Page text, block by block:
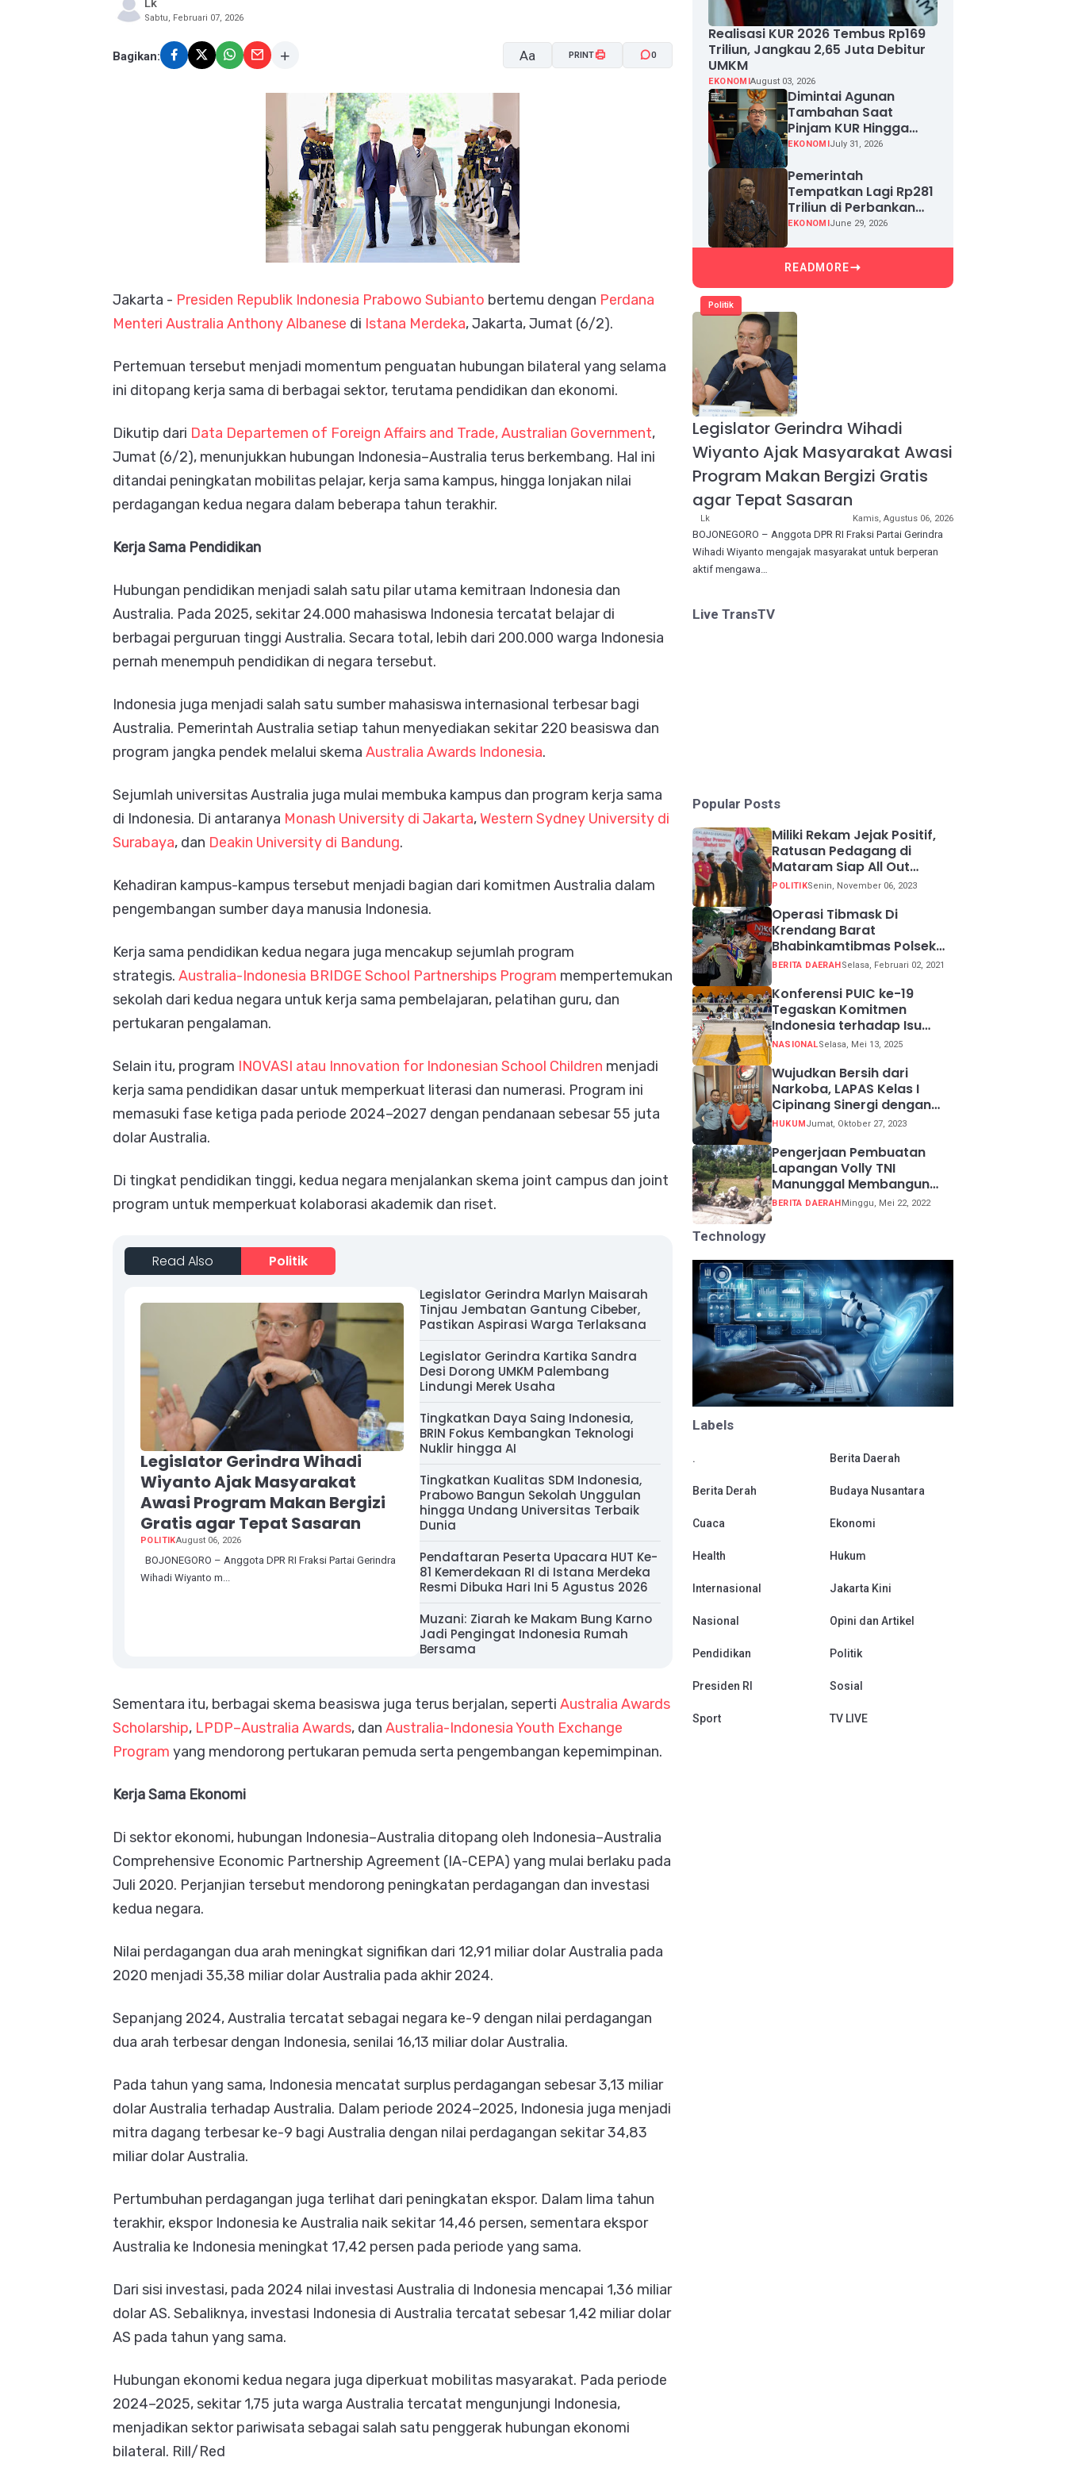
Lk
Sabtu, Februari 07, 2026
Bagikan: Aa PRINT 0
Jakarta - Presiden Republik Indonesia Prabowo Subianto bertemu dengan Perdana
Menteri Australia Anthony Albanese di Istana Merdeka, Jakarta, Jumat (6/2).
Pertemuan tersebut menjadi momentum penguatan hubungan bilateral yang selama
ini ditopang kerja sama di berbagai sektor, terutama pendidikan dan ekonomi.
Dikutip dari Data Departemen of Foreign Affairs and Trade, Australian Government,
Jumat (6/2), menunjukkan hubungan Indonesia–Australia terus berkembang. Hal ini
ditandai peningkatan mobilitas pelajar, kerja sama kampus, hingga lonjakan nilai
perdagangan kedua negara dalam beberapa tahun terakhir.
Kerja Sama Pendidikan
Hubungan pendidikan menjadi salah satu pilar utama kemitraan Indonesia dan
Australia. Pada 2025, sekitar 24.000 mahasiswa Indonesia tercatat belajar di
berbagai perguruan tinggi Australia. Secara total, lebih dari 200.000 warga Indonesia
pernah menempuh pendidikan di negara tersebut.
Indonesia juga menjadi salah satu sumber mahasiswa internasional terbesar bagi
Australia. Pemerintah Australia setiap tahun menyediakan sekitar 220 beasiswa dan
program jangka pendek melalui skema Australia Awards Indonesia.
Sejumlah universitas Australia juga mulai membuka kampus dan program kerja sama
di Indonesia. Di antaranya Monash University di Jakarta,Western Sydney University di
Surabaya, dan Deakin University di Bandung.
Kehadiran kampus-kampus tersebut menjadi bagian dari komitmen Australia dalam
pengembangan sumber daya manusia Indonesia.
Kerja sama pendidikan kedua negara juga mencakup sejumlah program
strategis. Australia-Indonesia BRIDGE School Partnerships Program mempertemukan
sekolah dari kedua negara untuk kerja sama pembelajaran, pelatihan guru, dan
pertukaran pengalaman.
Selain itu, program INOVASI atau Innovation for Indonesian School Children menjadi
kerja sama pendidikan dasar untuk memperkuat literasi dan numerasi. Program ini
memasuki fase ketiga pada periode 2024–2027 dengan pendanaan sebesar 55 juta
dolar Australia.
Di tingkat pendidikan tinggi, kedua negara menjalankan skema joint campus dan joint
program untuk memperkuat kolaborasi akademik dan riset.
Read Also Politik
Legislator Gerindra Wihadi
Wiyanto Ajak Masyarakat
Awasi Program Makan Bergizi
Gratis agar Tepat Sasaran
POLITIKAugust 06, 2026
BOJONEGORO – Anggota DPR RI Fraksi Partai Gerindra
Wihadi Wiyanto m...
Legislator Gerindra Marlyn Maisarah
Tinjau Jembatan Gantung Cibeber,
Pastikan Aspirasi Warga Terlaksana
Legislator Gerindra Kartika Sandra
Desi Dorong UMKM Palembang
Lindungi Merek Usaha
Tingkatkan Daya Saing Indonesia,
BRIN Fokus Kembangkan Teknologi
Nuklir hingga AI
Tingkatkan Kualitas SDM Indonesia,
Prabowo Bangun Sekolah Unggulan
hingga Undang Universitas Terbaik
Dunia
Pendaftaran Peserta Upacara HUT Ke-
81 Kemerdekaan RI di Istana Merdeka
Resmi Dibuka Hari Ini 5 Agustus 2026
Muzani: Ziarah ke Makam Bung Karno
Jadi Pengingat Indonesia Rumah
Bersama
Sementara itu, berbagai skema beasiswa juga terus berjalan, seperti Australia Awards
Scholarship, LPDP–Australia Awards, dan Australia-Indonesia Youth Exchange
Program yang mendorong pertukaran pemuda serta pengembangan kepemimpinan.
Kerja Sama Ekonomi
Di sektor ekonomi, hubungan Indonesia–Australia ditopang oleh Indonesia–Australia
Comprehensive Economic Partnership Agreement (IA-CEPA) yang mulai berlaku pada
Juli 2020. Perjanjian tersebut mendorong peningkatan perdagangan dan investasi
kedua negara.
Nilai perdagangan dua arah meningkat signifikan dari 12,91 miliar dolar Australia pada
2020 menjadi 35,38 miliar dolar Australia pada akhir 2024.
Sepanjang 2024, Australia tercatat sebagai negara ke-9 dengan nilai perdagangan
dua arah terbesar dengan Indonesia, senilai 16,13 miliar dolar Australia.
Pada tahun yang sama, Indonesia mencatat surplus perdagangan sebesar 3,13 miliar
dolar Australia terhadap Australia. Dalam periode 2024–2025, Indonesia juga menjadi
mitra dagang terbesar ke-9 bagi Australia dengan nilai perdagangan sekitar 34,83
miliar dolar Australia.
Pertumbuhan perdagangan juga terlihat dari peningkatan ekspor. Dalam lima tahun
terakhir, ekspor Indonesia ke Australia naik sekitar 14,46 persen, sementara ekspor
Australia ke Indonesia meningkat 17,42 persen pada periode yang sama.
Dari sisi investasi, pada 2024 nilai investasi Australia di Indonesia mencapai 1,36 miliar
dolar AS. Sebaliknya, investasi Indonesia di Australia tercatat sebesar 1,42 miliar dolar
AS pada tahun yang sama.
Hubungan ekonomi kedua negara juga diperkuat mobilitas masyarakat. Pada periode
2024–2025, sekitar 1,75 juta warga Australia tercatat mengunjungi Indonesia,
menjadikan sektor pariwisata sebagai salah satu penggerak hubungan ekonomi
bilateral. Rill/Red
Realisasi KUR 2026 Tembus Rp169
Triliun, Jangkau 2,65 Juta Debitur
UMKM
EKONOMIAugust 03, 2026
Dimintai Agunan
Tambahan Saat
Pinjam KUR Hingga
Rp100 Juta, Segera
EKONOMI July 31, 2026
Pemerintah
Tempatkan Lagi Rp281
Triliun di Perbankan
demi Jaga Likuiditas
EKONOMI June 29, 2026
READMORE
Politik
Legislator Gerindra Wihadi
Wiyanto Ajak Masyarakat Awasi
Program Makan Bergizi Gratis
agar Tepat Sasaran
Lk Kamis, Agustus 06, 2026
BOJONEGORO – Anggota DPR RI Fraksi Partai Gerindra
Wihadi Wiyanto mengajak masyarakat untuk berperan
aktif mengawa…
Live TransTV
Popular Posts
Miliki Rekam Jejak Positif,
Ratusan Pedagang di
Mataram Siap All Out
Menangkan Ganjar-Mahfud
POLITIKSenin, November 06, 2023
Operasi Tibmask Di
Krendang Barat
Bhabinkamtibmas Polsek
Tambora Bagikan Masker
Prokes
BERITA DAERAHSelasa, Februari 02, 2021
Konferensi PUIC ke-19
Tegaskan Komitmen
Indonesia terhadap Isu
Lingkungan Global
NASIONALSelasa, Mei 13, 2025
Wujudkan Bersih dari
Narkoba, LAPAS Kelas I
Cipinang Sinergi dengan
Kepolisian Resor Metro
HUKUMJumat, Oktober 27, 2023
Pengerjaan Pembuatan
Lapangan Volly TNI
Manunggal Membangun
Desa (TMMD) ke 113
BERITA DAERAHMinggu, Mei 22, 2022
Technology
Labels
. Berita Daerah
Berita Derah Budaya Nusantara
Cuaca Ekonomi
Health Hukum
Internasional Jakarta Kini
Nasional Opini dan Artikel
Pendidikan Politik
Presiden RI Sosial
Sport TV LIVE